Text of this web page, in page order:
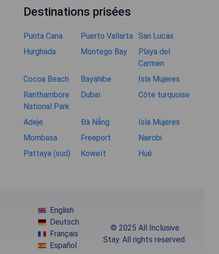
Destinations prisées
Punta Cana Puerto Vallarta San Lucas
Hurghada
Montego Bay
Playa del
Carmen
Cocoa Beach
Bayahibe
Isla Mujeres
Ranthambore
National Park
Dubaï Côte turquoise
Adeje Đà Nẵng
Isla Mujeres
Mombasa
Freeport
Nairobi
Pattaya (sud)
Koweït Hué
English
Deutsch
Français
Español
© 2025 All Inclusive
Stay. All rights reserved.